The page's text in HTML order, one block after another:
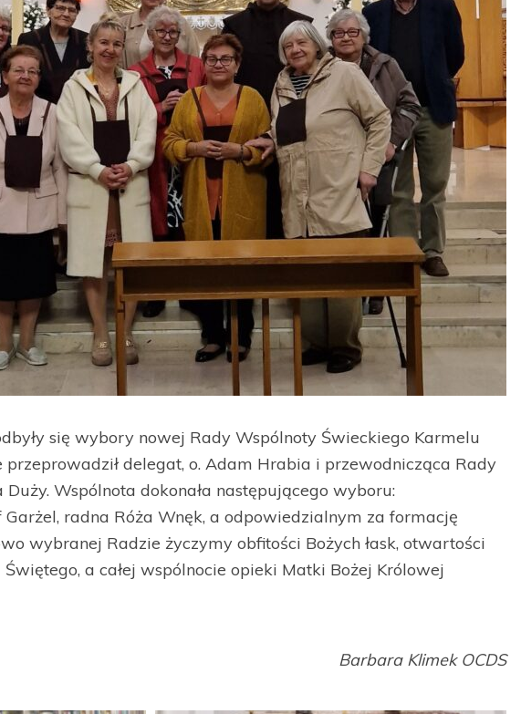
się wybory nowej Rady Wspólnoty Świeckiego Karmelu
delegat, o. Adam Hrabia i przewodnicząca Rady
Wspólnota dokonała następującego wyboru:
Garżel, radna Róża Wnęk, a odpowiedzialnym za formację
wybranej Radzie życzymy obfitości Bożych łask, otwartości
a całej wspólnocie opieki Matki Bożej Królowej
Barbara Klimek OCDS